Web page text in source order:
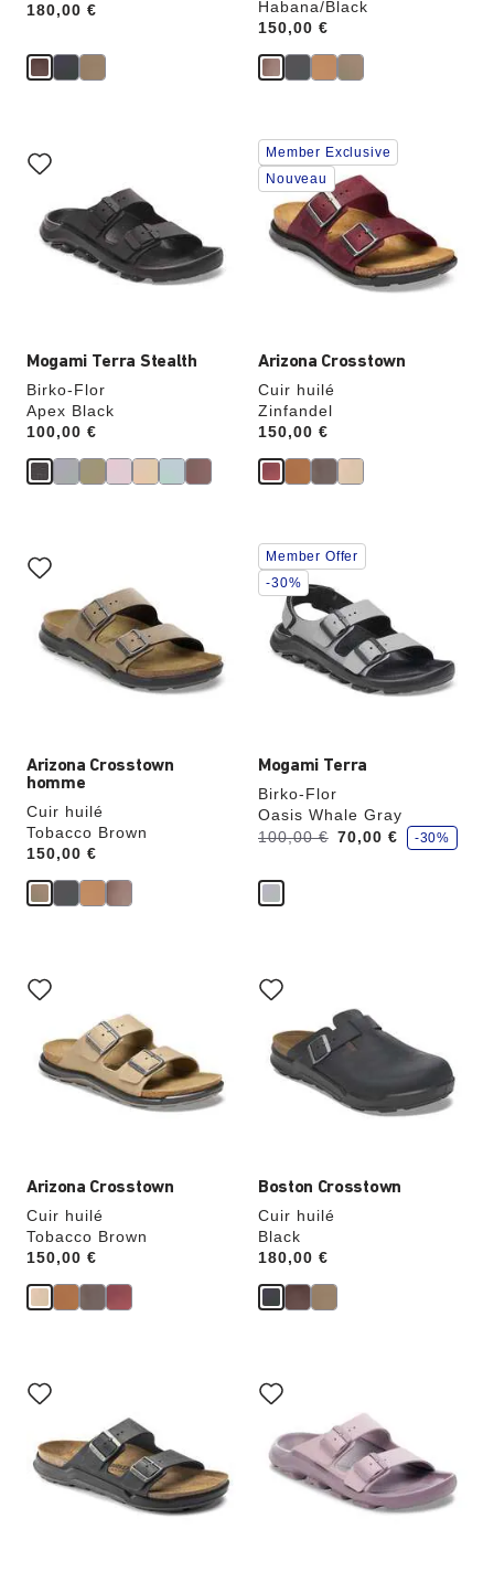
Price:
180,00 €
Habana/Black
Price:
150,00 €
Mogami Terra Stealth
Birko-Flor
Apex Black
Price:
100,00 €
sur
les
échantillons
couleurs
modifiera
Arizona Crosstown
Cuir huilé
Zinfandel
Price:
150,00 €
Cliquer
sur
les
échantillons
couleurs
modifiera
Member Exclusive
Nouveau
Arizona Crosstown
homme
Cuir huilé
Tobacco Brown
Price:
150,00 €
sur
les
échantillons
couleurs
modifiera
Mogami Terra
Birko-Flor
Oasis Whale Gray
Avant:
100,00 €
à 70,00 €
é
c
o
m
-30%
Cliquer
sur
les
échantillons
couleurs
modifiera
Member Offer
-30%
Arizona Crosstown
Cuir huilé
Tobacco Brown
Price:
150,00 €
sur
les
échantillons
couleurs
modifiera
Boston Crosstown
Cuir huilé
Black
Price:
180,00 €
sur
les
échantillons
couleurs
modifiera
sur
les
échantillons
de
couleurs
modifiera
sur
les
échantillons
de
couleurs
modifiera